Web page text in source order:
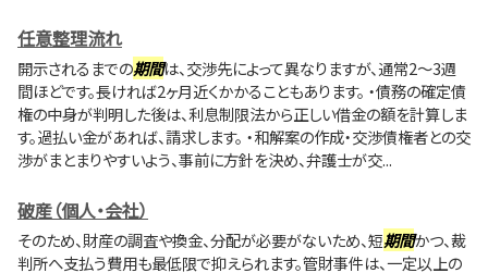
任意整理流れ
開示されるまでの期間は、交渉先によって異なりますが、通常2〜3週
間ほどです。長ければ2ヶ月近くかかることもあります。 ・債務の確定債
権の中身が判明した後は、利息制限法から正しい借金の額を計算しま
す。過払い金があれば、請求します。 ・和解案の作成・交渉債権者との交
渉がまとまりやすいよう、事前に方針を決め、弁護士が交...
破産（個人・会社）
そのため、財産の調査や換金、分配が必要がないため、短期間かつ、裁
判所へ支払う費用も最低限で抑えられます。管財事件は、一定以上の